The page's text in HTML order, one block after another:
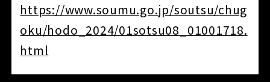
https://www.soumu.go.jp/soutsu/chug
oku/hodo_2024/01sotsu08_01001718.
html